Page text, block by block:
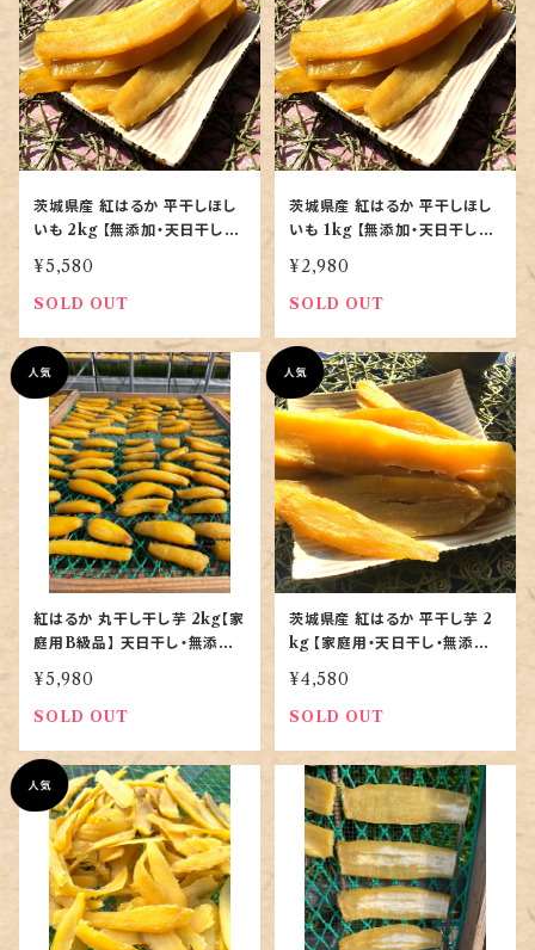
茨城県産 紅はるか 平干しほし
いも 2kg 【無添加・天日干し・
特選品｜農家直送】
¥5,580
SOLD OUT
茨城県産 紅はるか 平干しほし
いも 1kg 【無添加・天日干し・
¥2,980
SOLD OUT
紅はるか 丸干し干し芋 2kg【家
庭用B級品】 天日干し・無添加
｜茨城産｜お買い得バラ詰め
¥5,980
SOLD OUT
茨城県産 紅はるか 平干し芋 2
kg 【家庭用・天日干し・無添加
｜農家直送】
¥4,580
SOLD OUT